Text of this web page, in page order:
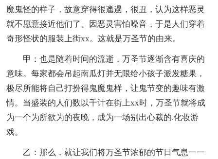
魔鬼怪的样子，故意穿得很邋遢，很丑，认为这样恶灵
就不愿意接近他们了。因恶灵害怕噪音，于是人们穿着
奇形怪状的服装上街xx。这就是万圣节的由来。
甲：也是随着时间的流逝，万圣节逐渐含有喜庆的
意味。每家都会吊起南瓜灯并无限给小孩子派发糖果，
极尽所能将自己打扮得鬼魔鬼样，让鬼节变的趣味有激
情。当盛装的人们数以千计在街上xx时，万圣节就将成
为一个为所欲为的夜晚，成为一场别出心裁的.化妆游
戏。
乙：那么，就让我们将万圣节浓郁的节日气息一一